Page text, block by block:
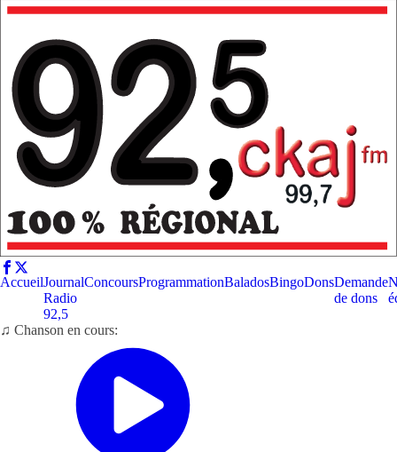
AccueilJournal
Radio
92,5
ConcoursProgrammationBaladosBingoDonsDemande
de dons
♫ Chanson en cours: